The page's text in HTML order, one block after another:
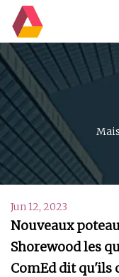
Jun 12, 2023
Nouveaux
Shorewood les
ComEd dit qu'ils